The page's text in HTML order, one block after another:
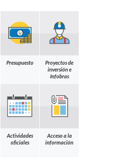
Presupuesto
Proyectos de
inversión e
Infobras
Actividades
oficiales
Acceso a la
información